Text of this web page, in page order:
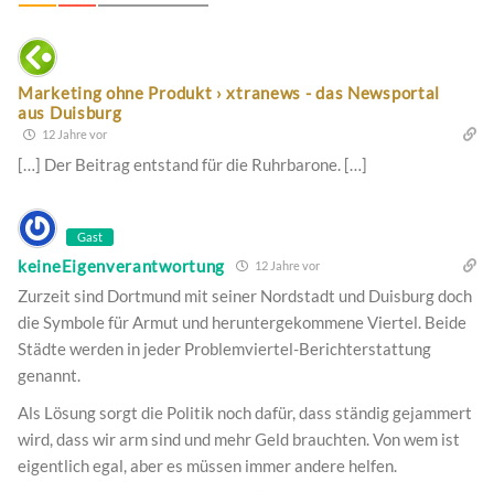
Marketing ohne Produkt › xtranews - das Newsportal
aus Duisburg
12 Jahre vor
[…] Der Beitrag entstand für die Ruhrbarone. […]
Gast
keineEigenverantwortung 12 Jahre vor
Zurzeit sind Dortmund mit seiner Nordstadt und Duisburg doch
die Symbole für Armut und heruntergekommene Viertel. Beide
Städte werden in jeder Problemviertel-Berichterstattung
genannt.
Als Lösung sorgt die Politik noch dafür, dass ständig gejammert
wird, dass wir arm sind und mehr Geld brauchten. Von wem ist
eigentlich egal, aber es müssen immer andere helfen.